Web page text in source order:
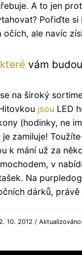
A to jen
Pořiďte
očích, ale navíc
které vám
na široký
jsou LED
(hodinky, ne
je zamiluje!
k mání už za
v
Na
dárků, právě
10. 2012 /